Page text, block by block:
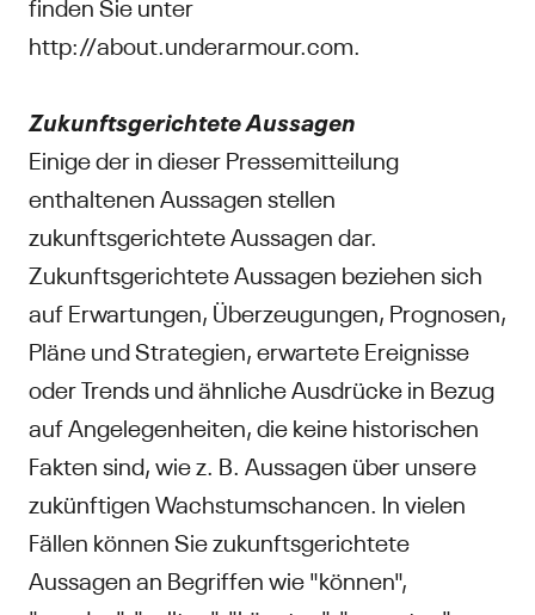
http://about.underarmour.com.
Zukunftsgerichtete Aussagen
Einige der in dieser Pressemitteilung
enthaltenen Aussagen stellen
zukunftsgerichtete Aussagen dar.
Zukunftsgerichtete Aussagen beziehen sich
auf Erwartungen, Überzeugungen, Prognosen,
Pläne und Strategien, erwartete Ereignisse
oder Trends und ähnliche Ausdrücke in Bezug
auf Angelegenheiten, die keine historischen
Fakten sind, wie z. B. Aussagen über unsere
zukünftigen Wachstumschancen. In vielen
Fällen können Sie zukunftsgerichtete
Aussagen an Begriffen wie "können",